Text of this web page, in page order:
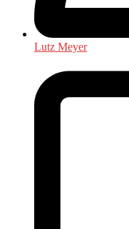
Lutz Meyer